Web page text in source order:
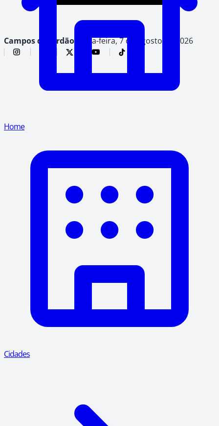
Campos do Jordão, sexta-feira, 7 de agosto de 2026
Home
Cidades